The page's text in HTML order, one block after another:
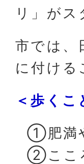
リ」がス
市では、
に付ける
＜歩くこ
①肥満
②ここ